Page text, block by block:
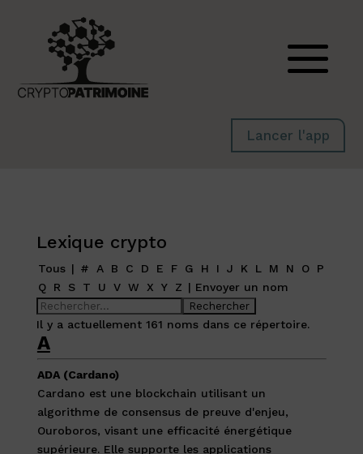
Lancer l'app
Lexique crypto
Tous | # A B C D E F G H I J K L M N O
P
Q
R S T U V W X Y Z | Envoyer un nom
Il y a actuellement 161 noms dans ce répertoire.
A
ADA (Cardano)
Cardano est une blockchain utilisant un
algorithme de consensus de preuve d'enjeu,
Ouroboros, visant une efficacité énergétique
supérieure. Elle supporte les applications